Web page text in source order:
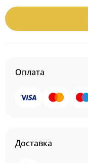
Оплата
Доставка